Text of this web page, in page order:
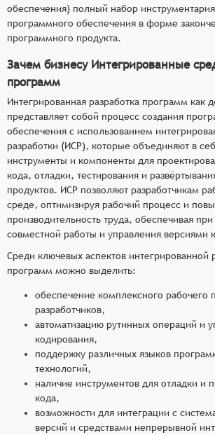
обеспечения) полный набор
программного обеспечения в форме
программного продукта.
Зачем бизнесу Интегрированные
программ
Интегрированная разработка программ как
представляет собой процесс создания
обеспечения с использованием
разработки (ИСР), которые объединяют в
инструменты и компоненты для
кода, отладки, тестирования и
продуктов. ИСР позволяют разработчикам
среде, оптимизируя рабочий процесс и
производительность труда, обеспечивая
совместной работы и управления версиями
Среди ключевых аспектов интегрированной
программ можно выделить:
обеспечение комплексного рабочего
разработчиков,
автоматизацию рутинных операций и
кодирования,
поддержку различных языков
технологий,
наличие инструментов для отладки и
кода,
возможности для интеграции с
версий и средствами непрерывной